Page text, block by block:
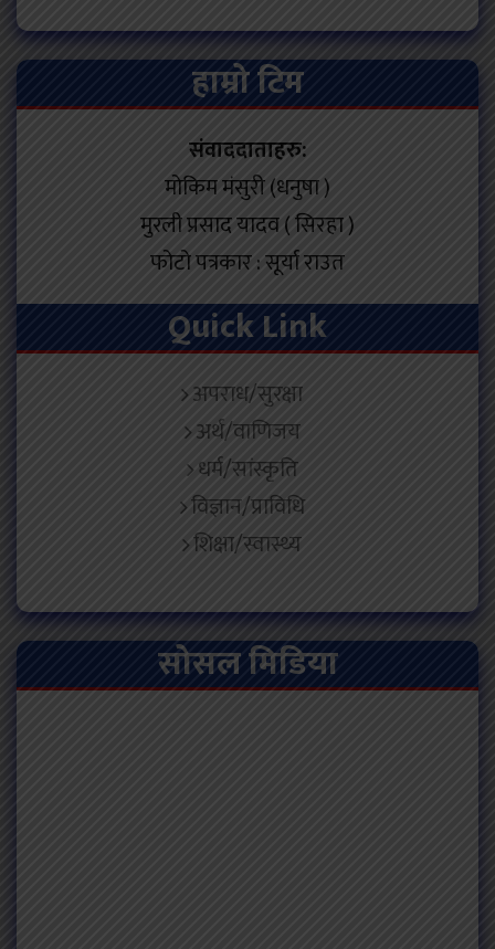
हाम्रो टिम
संवाददाताहरु:
मोकिम मंसुरी (धनुषा )
मुरली प्रसाद यादव ( सिरहा )
फोटो पत्रकार : सूर्या राउत
Quick Link
अपराध/सुरक्षा
अर्थ/वाणिजय
धर्म/सांस्कृति
विज्ञान/प्राविधि
शिक्षा/स्वास्थ्य
सोसल मिडिया